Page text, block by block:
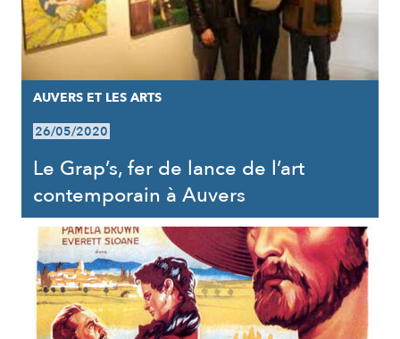
AUVERS ET LES ARTS
26/05/2020
Le Grap’s, fer de lance de l’art
contemporain à Auvers